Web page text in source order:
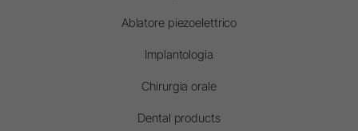
Ablatore piezoelettrico
Implantologia
Chirurgia orale
Dental products